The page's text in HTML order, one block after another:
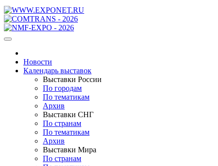
Новости
Календарь выставок
Выставки России
По городам
По тематикам
Архив
Выставки СНГ
По странам
По тематикам
Архив
Выставки Мира
По странам